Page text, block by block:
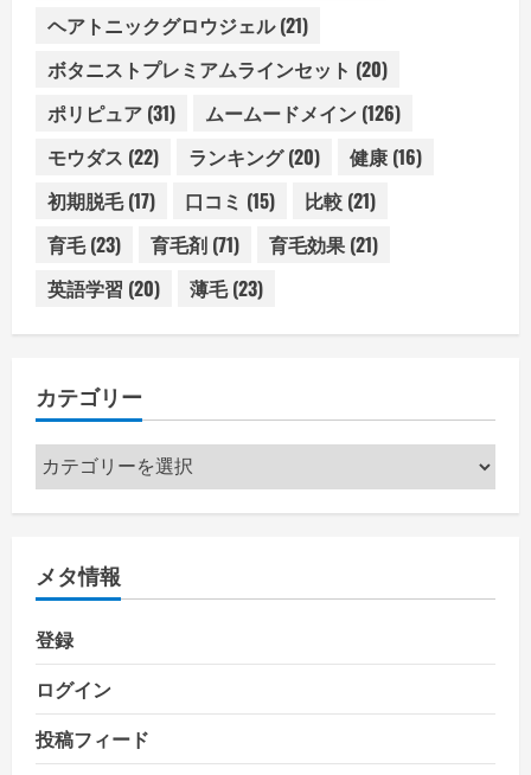
ヘアトニックグロウジェル(21)
ボタニストプレミアムラインセット (20)
ポリピュア (31) ムームードメイン (126)
モウダス (22) ランキング(20) 健康 (16)
初期脱毛(17) 口コミ (15) 比較 (21)
育毛(23) 育毛剤 (71) 育毛効果 (21)
英語学習 (20) 薄毛(23)
カテゴリー
カ
テ
ー
メタ情報
登録
ログイン
投稿フィード